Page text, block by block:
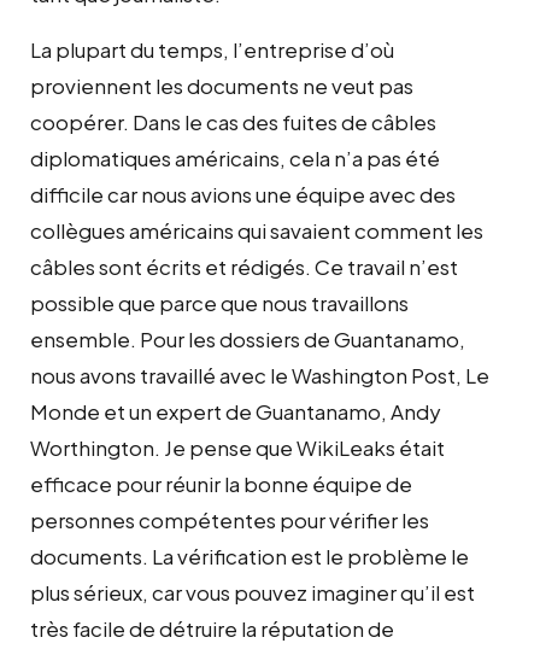
La plupart du temps, l’entreprise d’où
proviennent les documents ne veut pas
coopérer. Dans le cas des fuites de câbles
diplomatiques américains, cela n’a pas été
difficile car nous avions une équipe avec des
collègues américains qui savaient comment les
câbles sont écrits et rédigés. Ce travail n’est
possible que parce que nous travaillons
ensemble. Pour les dossiers de Guantanamo,
nous avons travaillé avec le Washington Post, Le
Monde et un expert de Guantanamo, Andy
Worthington. Je pense que WikiLeaks était
efficace pour réunir la bonne équipe de
personnes compétentes pour vérifier les
documents. La vérification est le problème le
plus sérieux, car vous pouvez imaginer qu’il est
très facile de détruire la réputation de